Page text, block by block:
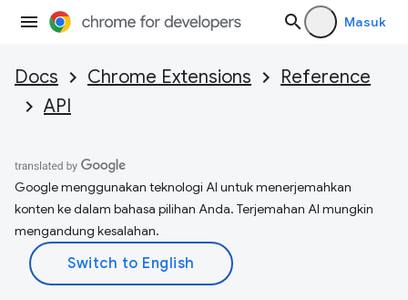
Masuk
Docs Chrome Extensions
Reference
API
Google menggunakan teknologi AI untuk menerjemahkan
konten ke dalam bahasa pilihan Anda. Terjemahan AI mungkin
mengandung kesalahan.